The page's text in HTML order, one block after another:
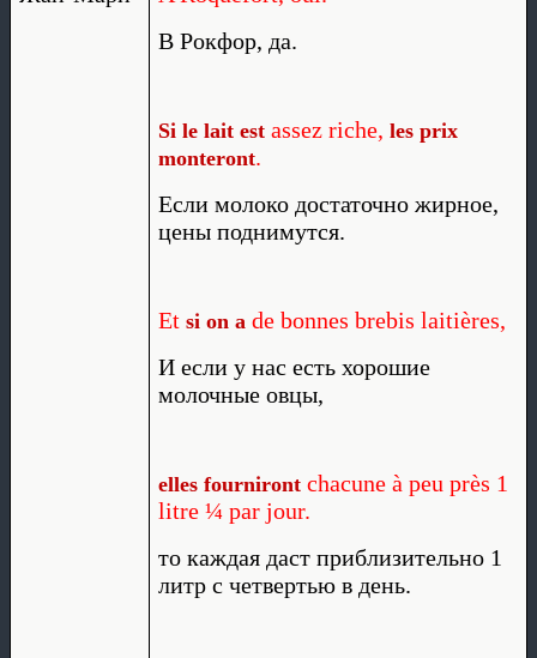
В Рокфор, да.
Si le lait est assez riche, les prix
monteront.
Если молоко достаточно жирное,
цены поднимутся.
Et si on a de bonnes brebis laitières,
И если у нас есть хорошие
молочные овцы,
elles fourniront chacune à peu près 1
litre ¼ par jour.
то каждая даст приблизительно 1
литр с четвертью в день.